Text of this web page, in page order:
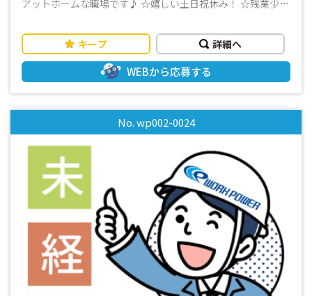
アットホームな職場です♪ ☆嬉しい土日祝休み！ ☆残業少な
キープ
詳細へ
WEBから応募する
No. wp002-0024